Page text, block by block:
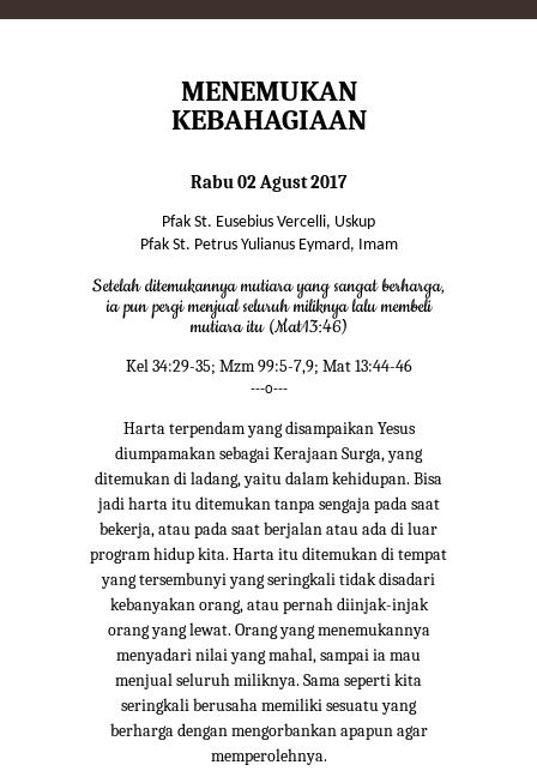
MENEMUKAN
KEBAHAGIAAN
Rabu 02 Agust 2017
Pfak St. Eusebius Vercelli, Uskup
Pfak St. Petrus Yulianus Eymard, Imam
Setelah ditemukannya mutiara yang sangat berharga,
ia pun pergi menjual seluruh miliknya lalu membeli
mutiara itu (Mat13:46)
Kel 34:29-35; Mzm 99:5-7,9; Mat 13:44-46
---o---
Harta terpendam yang disampaikan Yesus
diumpamakan sebagai Kerajaan Surga, yang
ditemukan di ladang, yaitu dalam kehidupan. Bisa
jadi harta itu ditemukan tanpa sengaja pada saat
bekerja, atau pada saat berjalan atau ada di luar
program hidup kita. Harta itu ditemukan di tempat
yang tersembunyi yang seringkali tidak disadari
kebanyakan orang, atau pernah diinjak-injak
orang yang lewat. Orang yang menemukannya
menyadari nilai yang mahal, sampai ia mau
menjual seluruh miliknya. Sama seperti kita
seringkali berusaha memiliki sesuatu yang
berharga dengan mengorbankan apapun agar
memperolehnya.